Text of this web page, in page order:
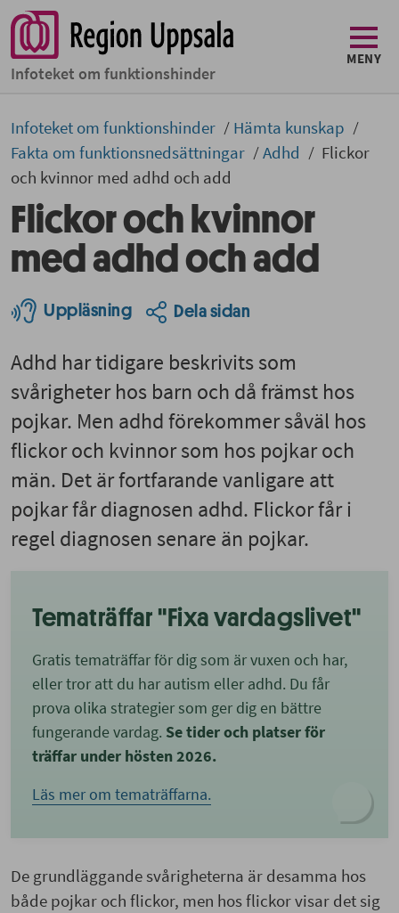
Infoteket om funktionshinder
MENY
Infoteket om funktionshinder
Hämta kunskap
Fakta om funktionsnedsättningar
Adhd
Flickor
och kvinnor med adhd och add
Flickor och kvinnor
med adhd och add
Uppläsning Dela sidan
Adhd har tidigare beskrivits som
svårigheter hos barn och då främst hos
pojkar. Men adhd förekommer såväl hos
flickor och kvinnor som hos pojkar och
män. Det är fortfarande vanligare att
pojkar får diagnosen adhd. Flickor får i
regel diagnosen senare än pojkar.
Tematräffar "Fixa vardagslivet"
Gratis tematräffar för dig som är vuxen och har,
eller tror att du har autism eller adhd. Du får
prova olika strategier som ger dig en bättre
fungerande vardag. Se tider och platser för
träffar under hösten 2026.
Läs mer om tematräffarna.
De grundläggande svårigheterna är desamma hos
både pojkar och flickor, men hos flickor visar det sig